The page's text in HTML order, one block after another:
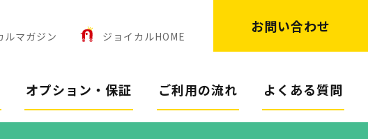
ルマガジン ジョイカルHOME
お問い合わせ
オプション・保証 ご利用の流れ よくある質問